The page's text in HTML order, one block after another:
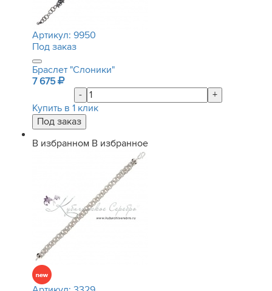
Артикул: 9950
Под заказ
Браслет "Слоники"
7 675
-
+
Купить в 1 клик
В избранном В избранное